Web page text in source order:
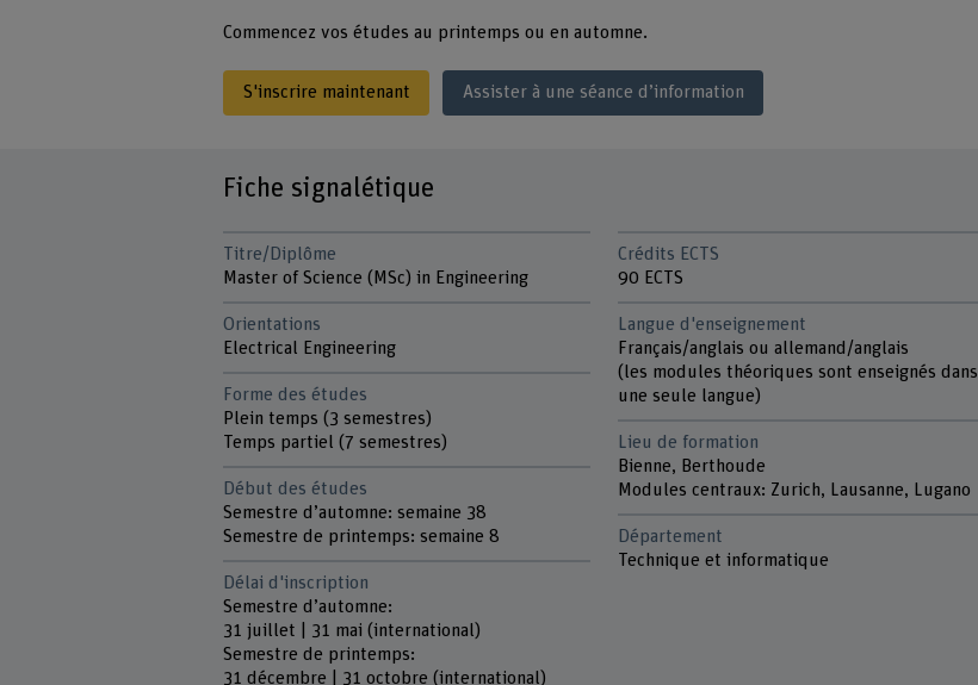
Commencez vos études au printemps ou en automne.
S'inscrire maintenant Assister à une séance d’information
Fiche signalétique
Titre/Diplôme
Master of Science (MSc) in Engineering
Orientations
Electrical Engineering
Forme des études
Plein temps (3 semestres)
Temps partiel (7 semestres)
Début des études
Semestre d’automne: semaine 38
Semestre de printemps: semaine 8
Délai d'inscription
Semestre d’automne:
31 juillet | 31 mai (international)
Semestre de printemps:
31 décembre | 31 octobre (international)
Crédits ECTS
90 ECTS
Langue d'enseignement
Français/anglais ou allemand/anglais
(les modules théoriques sont enseignés dans
une seule langue)
Lieu de formation
Bienne, Berthoude
Modules centraux: Zurich, Lausanne, Lugano
Département
Technique et informatique